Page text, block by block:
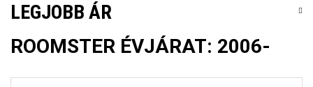
LEGJOBB ÁR
ROOMSTER ÉVJÁRAT: 2006-